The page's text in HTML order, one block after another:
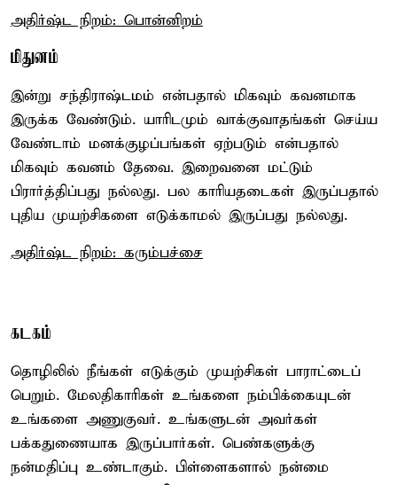
அதிர்ஷ்ட நிறம்: பொன்னிறம்
மிதுனம்
இன்று சந்திராஷ்டமம் என்பதால் மிகவும் கவனமாக
இருக்க வேண்டும். யாரிடமும் வாக்குவாதங்கள் செய்ய
வேண்டாம் மனக்குழப்பங்கள் ஏற்படும் என்பதால்
மிகவும் கவனம் தேவை. இறைவனை மட்டும்
பிரார்த்திப்பது நல்லது. பல காரியதடைகள் இருப்பதால்
புதிய முயற்சிகளை எடுக்காமல் இருப்பது நல்லது.
அதிர்ஷ்ட நிறம்: கரும்பச்சை
கடகம்
தொழிலில் நீங்கள் எடுக்கும் முயற்சிகள் பாராட்டைப்
பெறும். மேலதிகாரிகள் உங்களை நம்பிக்கையுடன்
உங்களை அணுகுவர். உங்களுடன் அவர்கள்
பக்கதுணையாக இருப்பார்கள். பெண்களுக்கு
நன்மதிப்பு உண்டாகும். பிள்ளைகளால் நன்மை